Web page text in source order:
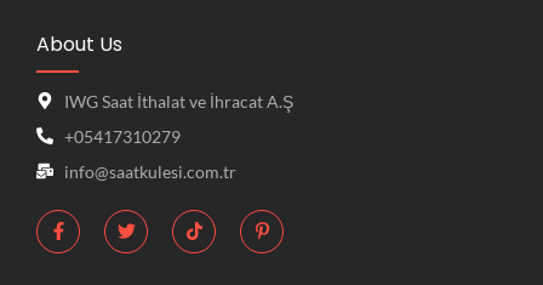
About Us
IWG Saat İthalat ve İhracat A.Ş
+05417310279
info@saatkulesi.com.tr